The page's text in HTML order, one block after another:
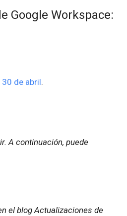
Google Workspace:
de abril.
A continuación, puede
el blog Actualizaciones de